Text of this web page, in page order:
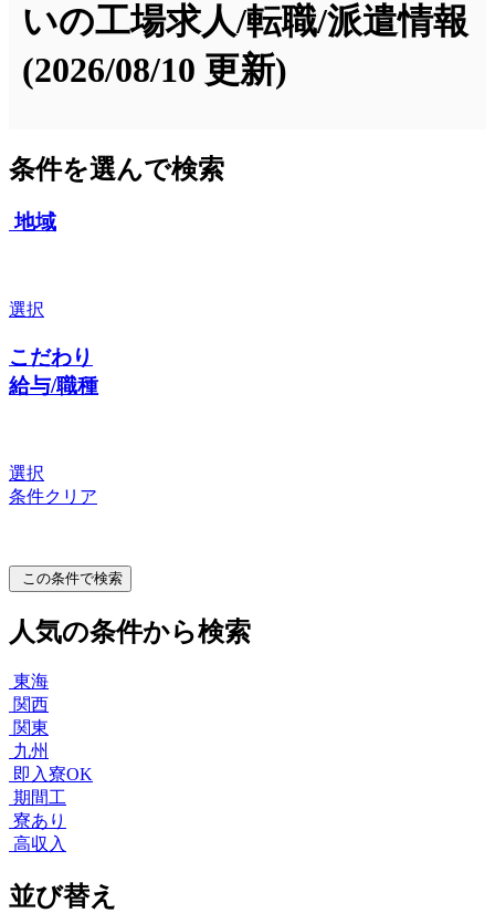
いの工場求人/転職/派遣情報
(2026/08/10 更新)
条件を選んで検索
地域
選択
こだわり
給与/職種
選択
条件クリア
この条件で検索
人気の条件から検索
東海
関西
関東
九州
即入寮OK
期間工
寮あり
高収入
並び替え